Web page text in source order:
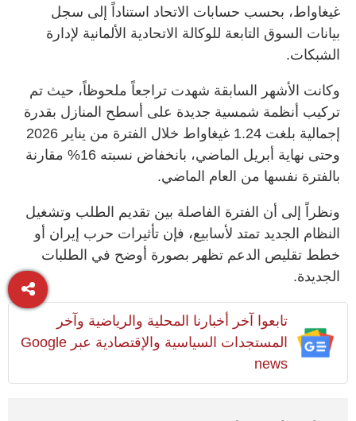
غيغاواط، بحسب حسابات الاتحاد استناداً إلى سجل
بيانات السوق التابعة للوكالة الاتحادية الألمانية لإدارة
الشبكات.
وكانت الأشهر السابقة شهدت تراجعاً ملحوظاً، حيث تم
تركيب أنظمة شمسية جديدة على أسطح المنازل بقدرة
إجمالية بلغت 1.24 غيغاواط خلال الفترة من يناير 2026
وحتى نهاية أبريل الماضي، بانخفاض نسبته 16% مقارنة
بالفترة نفسها من العام الماضي.
ونظراً إلى أن الفترة الفاصلة بين تقديم الطلب وتشغيل
النظام الجديد تمتد لأسابيع، فإن تأثيرات حرب إيران أو
خطط تقليص الدعم تظهر بصورة أوضح في الطلبات
الجديدة.
تابعوا آخر أخبارنا المحلية والرياضية وآخر
المستجدات السياسية والإقتصادية عبر Google
news